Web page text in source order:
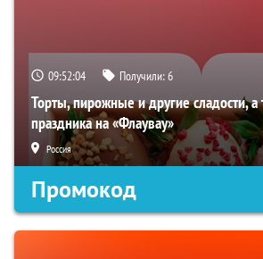
09:52:03 Получили:6
Торты, пирожные и другие сладости,
праздника на «Флаувау»
Россия
Промокод